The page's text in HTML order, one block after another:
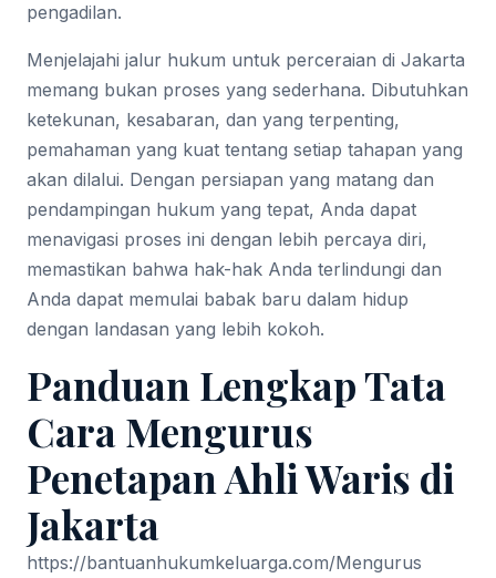
pengadilan.
Menjelajahi jalur hukum untuk perceraian di Jakarta
memang bukan proses yang sederhana. Dibutuhkan
ketekunan, kesabaran, dan yang terpenting,
pemahaman yang kuat tentang setiap tahapan yang
akan dilalui. Dengan persiapan yang matang dan
pendampingan hukum yang tepat, Anda dapat
menavigasi proses ini dengan lebih percaya diri,
memastikan bahwa hak-hak Anda terlindungi dan
Anda dapat memulai babak baru dalam hidup
dengan landasan yang lebih kokoh.
Panduan Lengkap Tata
Cara Mengurus
Penetapan Ahli Waris di
Jakarta
https://bantuanhukumkeluarga.com/Mengurus